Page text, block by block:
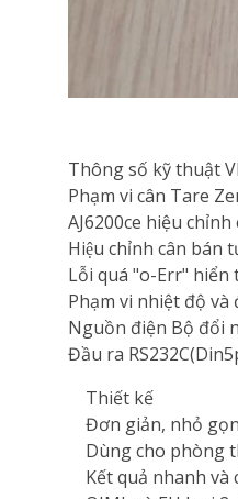
Thông số kỹ thuật
Phạm vi cân Tare
AJ6200ce hiệu
Hiệu chỉnh cân bán
Lỗi quá "o-Err"
Phạm vi nhiệt độ và
Nguồn điện Bộ đổi
Đầu ra
Thiết kế
Đơn giản, nhỏ
Dùng cho phòng
Kết quả nhanh và